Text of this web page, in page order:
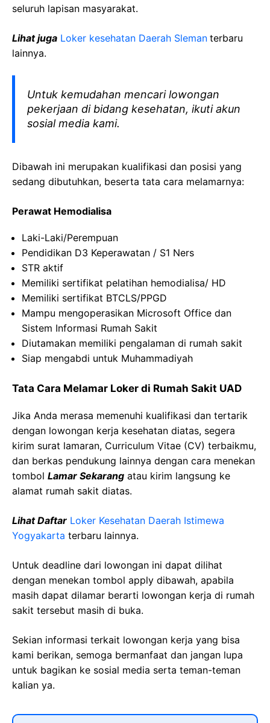
seluruh lapisan masyarakat.
Lihat juga Loker kesehatan Daerah Sleman terbaru
lainnya.
Untuk kemudahan mencari lowongan
pekerjaan di bidang kesehatan, ikuti akun
sosial media kami.
Dibawah ini merupakan kualifikasi dan posisi yang
sedang dibutuhkan, beserta tata cara melamarnya:
Perawat Hemodialisa
Laki-Laki/Perempuan
Pendidikan D3 Keperawatan / S1 Ners
STR aktif
Memiliki sertifikat pelatihan hemodialisa/ HD
Memiliki sertifikat BTCLS/PPGD
Mampu mengoperasikan Microsoft Office dan
Sistem Informasi Rumah Sakit
Diutamakan memiliki pengalaman di rumah sakit
Siap mengabdi untuk Muhammadiyah
Tata Cara Melamar Loker di Rumah Sakit UAD
Jika Anda merasa memenuhi kualifikasi dan tertarik
dengan lowongan kerja kesehatan diatas, segera
kirim surat lamaran, Curriculum Vitae (CV) terbaikmu,
dan berkas pendukung lainnya dengan cara menekan
tombol Lamar Sekarang atau kirim langsung ke
alamat rumah sakit diatas.
Lihat Daftar Loker Kesehatan Daerah Istimewa
Yogyakarta terbaru lainnya.
Untuk deadline dari lowongan ini dapat dilihat
dengan menekan tombol apply dibawah, apabila
masih dapat dilamar berarti lowongan kerja di rumah
sakit tersebut masih di buka.
Sekian informasi terkait lowongan kerja yang bisa
kami berikan, semoga bermanfaat dan jangan lupa
untuk bagikan ke sosial media serta teman-teman
kalian ya.